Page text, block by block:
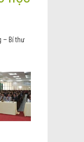
– Bí thư